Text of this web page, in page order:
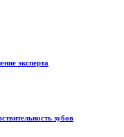
эксперта
зубов